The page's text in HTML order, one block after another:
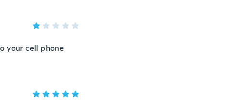
your cell phone